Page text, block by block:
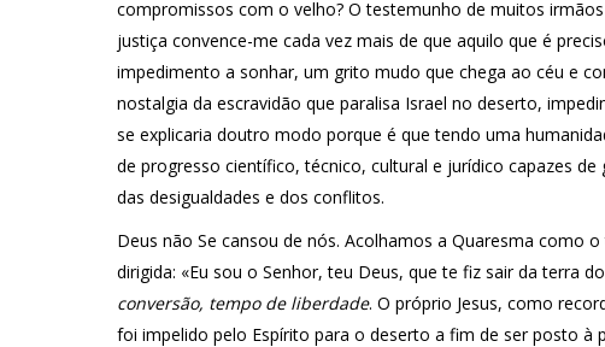
compromissos com o velho? O testemunho de muitos
justiça convence-me cada vez mais de que aquilo que é
impedimento a sonhar, um grito mudo que chega ao céu e
nostalgia da escravidão que paralisa Israel no deserto,
se explicaria doutro modo porque é que tendo uma
de progresso científico, técnico, cultural e jurídico capazes
das desigualdades e dos conflitos.
Deus não Se cansou de nós. Acolhamos a Quaresma como
dirigida: «Eu sou o Senhor, teu Deus, que te fiz sair da terra
conversão, tempo de liberdade. O próprio Jesus, como
foi impelido pelo Espírito para o deserto a fim de ser posto à